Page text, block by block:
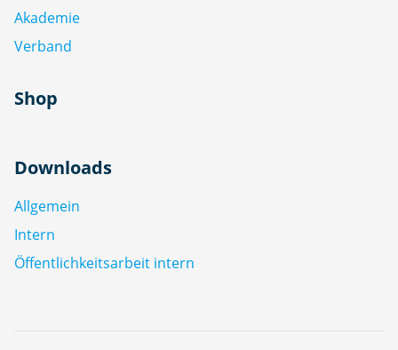
Akademie
Verband
Shop
Downloads
Allgemein
Intern
Öffentlichkeitsarbeit intern